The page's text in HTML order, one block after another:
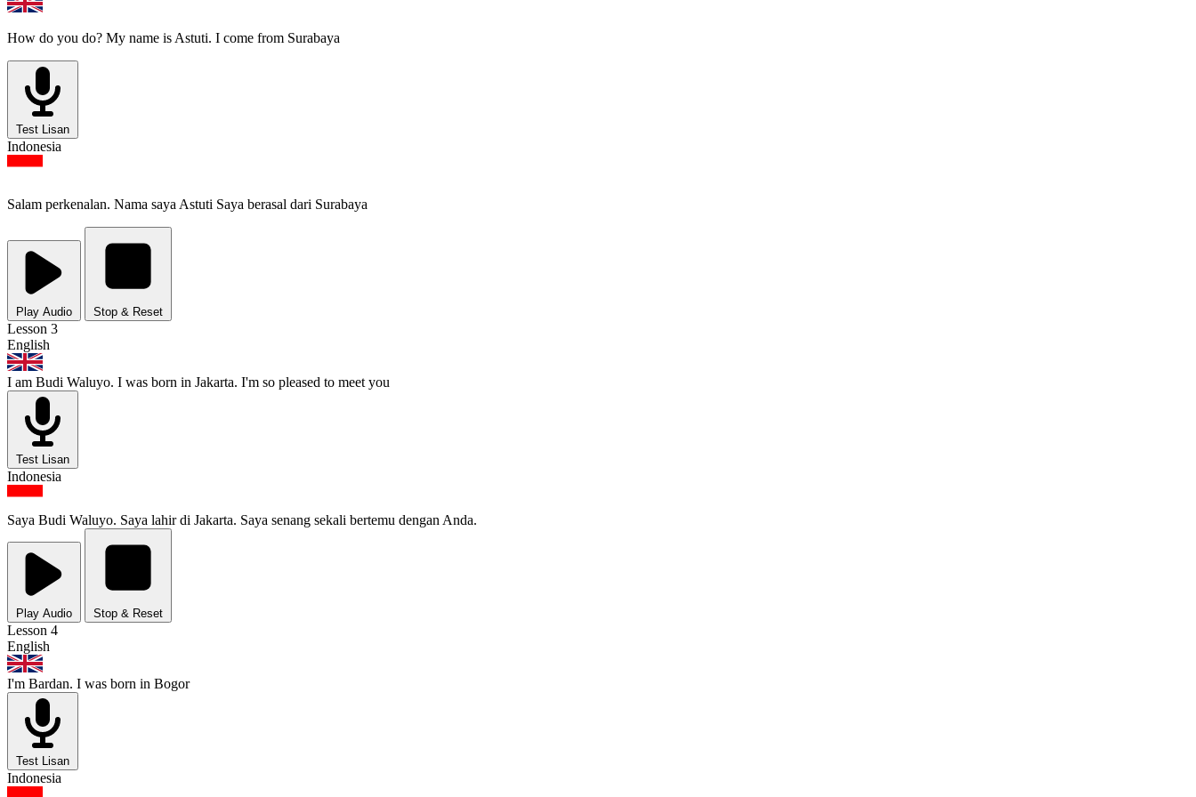
How do you do? My name is Astuti. I come from Surabaya
Test Lisan
Indonesia
Salam perkenalan. Nama saya Astuti Saya berasal dari Surabaya
Play Audio Stop & Reset
Lesson 3
English
I am Budi Waluyo. I was born in Jakarta. I'm so pleased to meet you
Test Lisan
Indonesia
Saya Budi Waluyo. Saya lahir di Jakarta. Saya senang sekali bertemu dengan Anda.
Play Audio Stop & Reset
Lesson 4
English
I'm Bardan. I was born in Bogor
Test Lisan
Indonesia